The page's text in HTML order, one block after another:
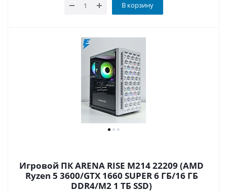
В корзину
Игровой ПК ARENA RISE M214 22209 (AMD
Ryzen 5 3600/GTX 1660 SUPER 6 ГБ/16 ГБ
DDR4/M2 1 ТБ SSD)